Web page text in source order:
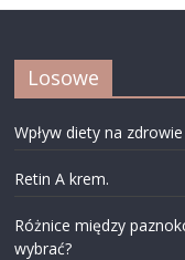
Losowe
Wpływ diety na
Retin A krem.
Różnice między
wybrać?